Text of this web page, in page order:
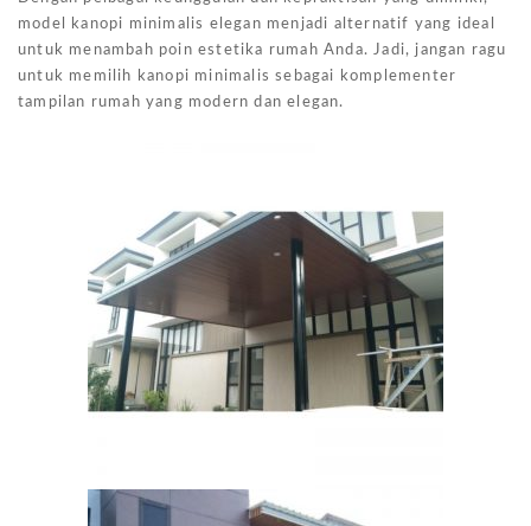
model kanopi minimalis elegan menjadi alternatif yang ideal
untuk menambah poin estetika rumah Anda. Jadi, jangan ragu
untuk memilih kanopi minimalis sebagai komplementer
tampilan rumah yang modern dan elegan.